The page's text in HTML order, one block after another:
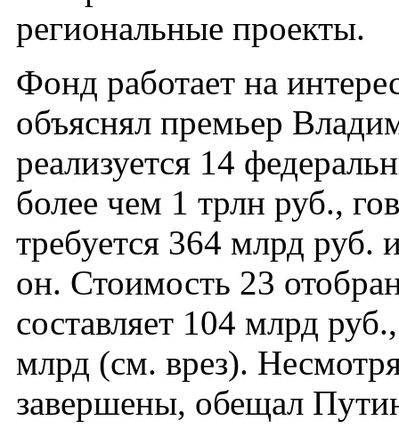
региональные проекты.
Фонд работает на
объяснял премьер
реализуется 14
более чем 1 трлн руб.,
требуется 364 млрд руб.
он. Стоимость 23
составляет 104 млрд
млрд (см. врез).
завершены, обещал